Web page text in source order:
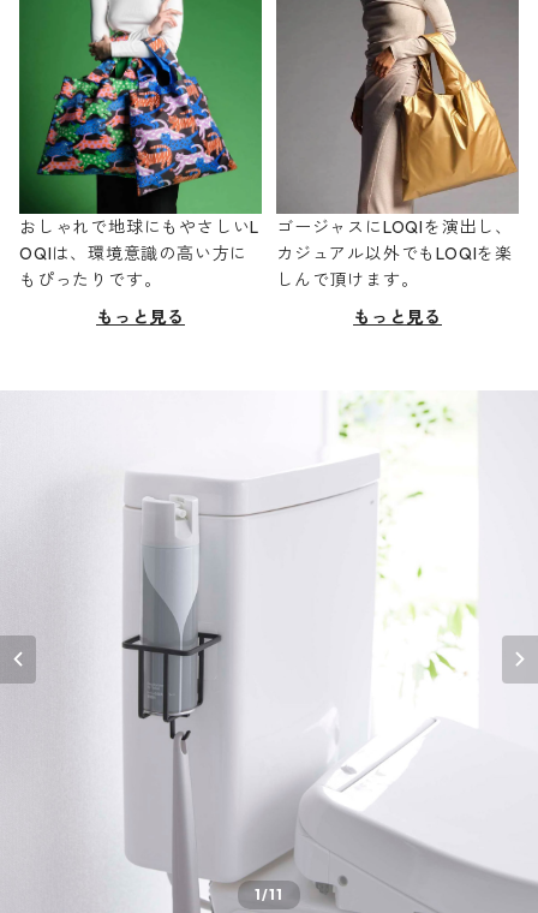
おしゃれで地球にもやさしいL
OQIは、環境意識の高い方に
もぴったりです。
もっと見る
ゴージャスにLOQIを演出し、
カジュアル以外でもLOQIを楽
しんで頂けます。
もっと見る
1/11